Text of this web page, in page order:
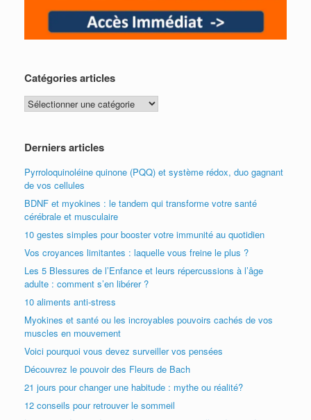
Catégories articles
Catégories
articles
Derniers articles
Pyrroloquinoléine quinone (PQQ) et système rédox, duo gagnant
de vos cellules
BDNF et myokines : le tandem qui transforme votre santé
cérébrale et musculaire
10 gestes simples pour booster votre immunité au quotidien
Vos croyances limitantes : laquelle vous freine le plus ?
Les 5 Blessures de l’Enfance et leurs répercussions à l’âge
adulte : comment s’en libérer ?
10 aliments anti-stress
Myokines et santé ou les incroyables pouvoirs cachés de vos
muscles en mouvement
Voici pourquoi vous devez surveiller vos pensées
Découvrez le pouvoir des Fleurs de Bach
21 jours pour changer une habitude : mythe ou réalité?
12 conseils pour retrouver le sommeil